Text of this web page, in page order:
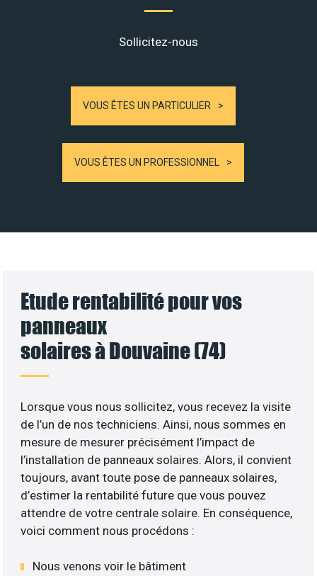
Sollicitez-nous
VOUS ÊTES UN PARTICULIER
VOUS ÊTES UN PROFESSIONNEL
Etude rentabilité pour vos
panneaux
solaires à Douvaine (74)
Lorsque vous nous sollicitez, vous recevez la visite
de l’un de nos techniciens. Ainsi, nous sommes en
mesure de mesurer précisément l’impact de
l’installation de panneaux solaires. Alors, il convient
toujours, avant toute pose de panneaux solaires,
d’estimer la rentabilité future que vous pouvez
attendre de votre centrale solaire. En conséquence,
voici comment nous procédons :
Nous venons voir le bâtiment